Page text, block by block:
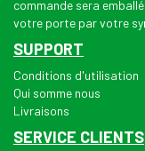
commande sera
votre porte par votre
SUPPORT
Conditions d'utilisation
Qui somme nous
Livraisons
SERVICE CLIENTS